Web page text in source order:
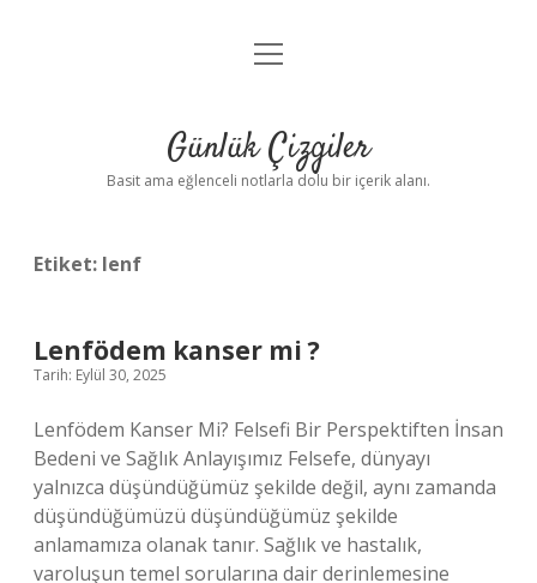
Anasayfa
Yasal Uyarı
menüyü
Günlük Çizgiler
Basit ama eğlenceli notlarla dolu bir içerik alanı.
Etiket: lenf
Lenfödem kanser mi ?
Tarih: Eylül 30, 2025
Lenfödem Kanser Mi? Felsefi Bir Perspektiften İnsan
Bedeni ve Sağlık Anlayışımız Felsefe, dünyayı
yalnızca düşündüğümüz şekilde değil, aynı zamanda
düşündüğümüzü düşündüğümüz şekilde
anlamamıza olanak tanır. Sağlık ve hastalık,
varoluşun temel sorularına dair derinlemesine